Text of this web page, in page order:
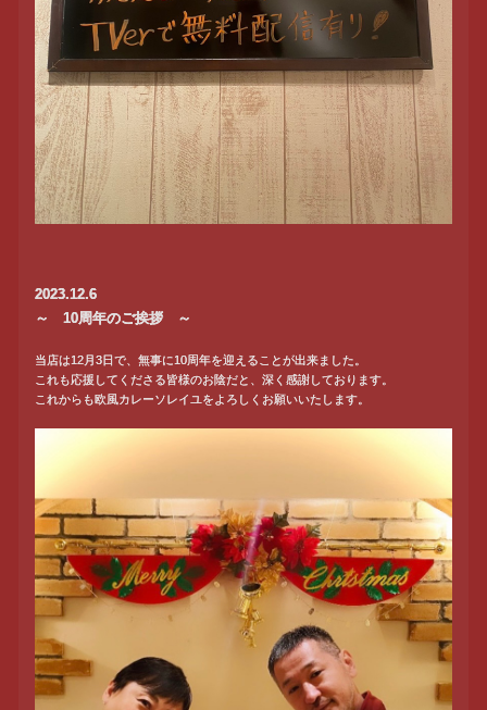
2023.12.6
～ 10周年のご挨拶 ～
当店は12月3日で、無事に10周年を迎えることが出来ました。
これも応援してくださる皆様のお陰だと、深く感謝しております。
これからも欧風カレーソレイユをよろしくお願いいたします。